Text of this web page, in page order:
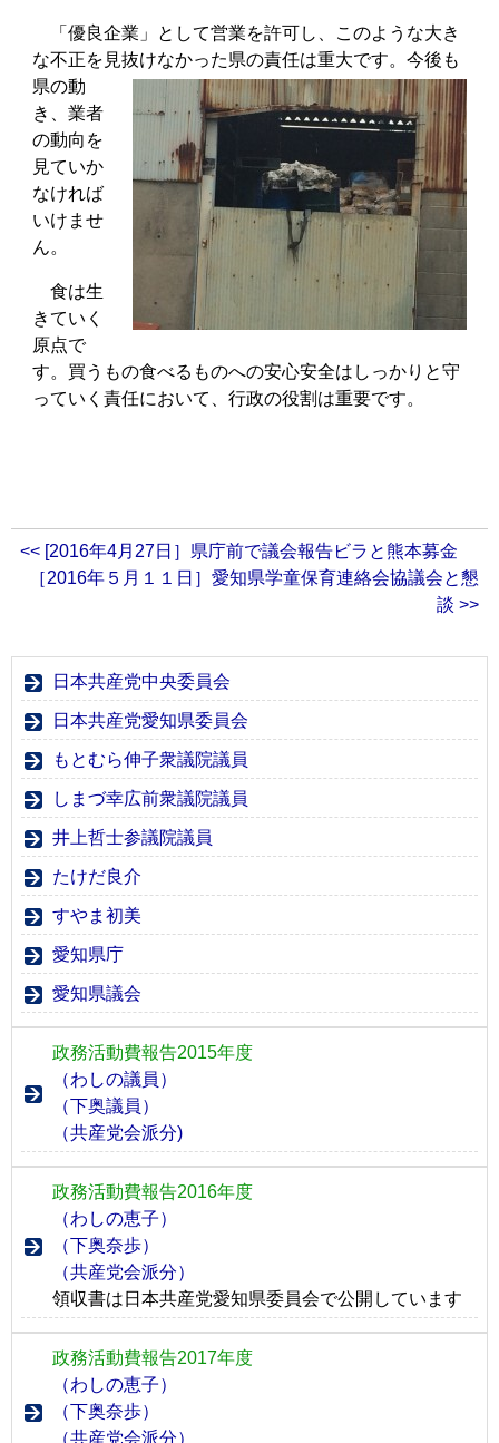
「優良企業」として営業を許可し、このような大き
な不正を見抜けなかった県の責任は重大です。今後も
県の動
き、業者
の動向を
見ていか
なければ
いけませ
ん。
食は生
きていく
原点で
す。買うもの食べるものへの安心安全はしっかりと守
っていく責任において、行政の役割は重要です。
<< [2016年4月27日］県庁前で議会報告ビラと熊本募金
［2016年５月１１日］愛知県学童保育連絡会協議会と懇
談 >>
日本共産党中央委員会
日本共産党愛知県委員会
もとむら伸子衆議院議員
しまづ幸広前衆議院議員
井上哲士参議院議員
たけだ良介
すやま初美
愛知県庁
愛知県議会
政務活動費報告2015年度
（わしの議員）
（下奥議員）
（共産党会派分)
政務活動費報告2016年度
（わしの恵子）
（下奥奈歩）
（共産党会派分）
領収書は日本共産党愛知県委員会で公開しています
政務活動費報告2017年度
（わしの恵子）
（下奥奈歩）
（共産党会派分）